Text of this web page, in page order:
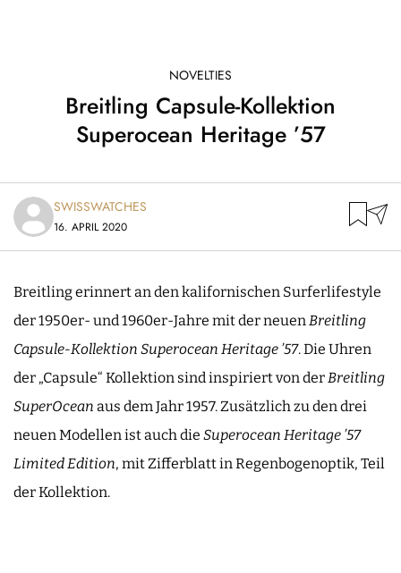
NOVELTIES
Breitling Capsule-Kollektion
Superocean Heritage ’57
SWISSWATCHES
16. APRIL 2020
Breitling erinnert an den kalifornischen Surferlifestyle
der 1950er- und 1960er-Jahre mit der neuen Breitling
Capsule-Kollektion Superocean Heritage ’57. Die Uhren
der „Capsule“ Kollektion sind inspiriert von der Breitling
SuperOcean aus dem Jahr 1957. Zusätzlich zu den drei
neuen Modellen ist auch die Superocean Heritage ’57
Limited Edition, mit Zifferblatt in Regenbogenoptik, Teil
der Kollektion.